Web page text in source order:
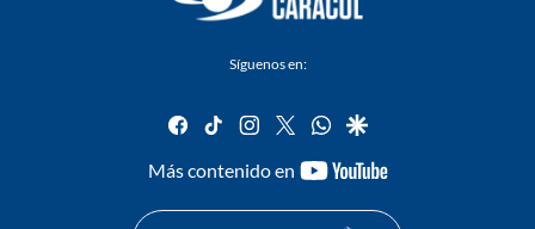
Síguenos en:
facebook
tiktok instagram
twitterwhatsapp
google
Más contenido en
youtube-